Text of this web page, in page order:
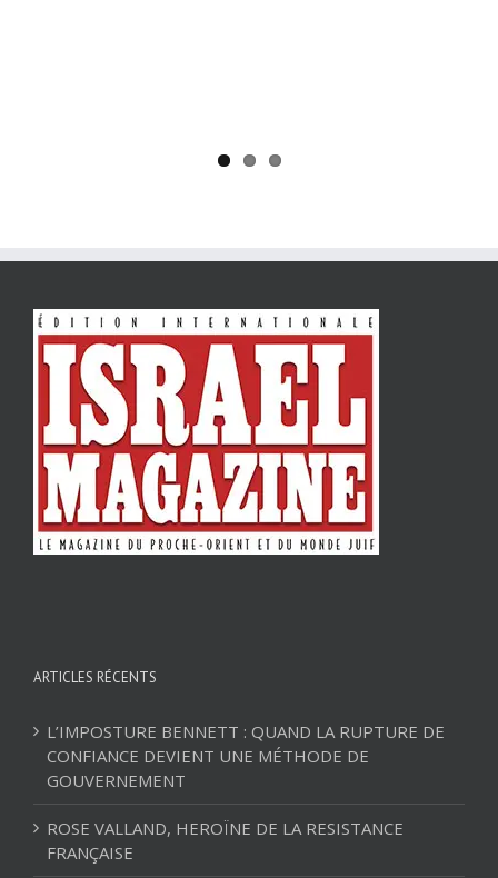
ARTICLES RÉCENTS
L’IMPOSTURE BENNETT : QUAND LA RUPTURE DE
CONFIANCE DEVIENT UNE MÉTHODE DE
GOUVERNEMENT
ROSE VALLAND, HEROÏNE DE LA RESISTANCE
FRANÇAISE